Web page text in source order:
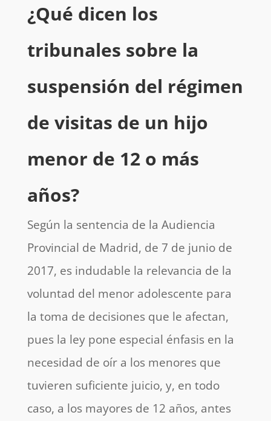
¿Qué dicen los
tribunales sobre la
suspensión del régimen
de visitas de un hijo
menor de 12 o más
años?
Según la sentencia de la Audiencia
Provincial de Madrid, de 7 de junio de
2017, es indudable la relevancia de la
voluntad del menor adolescente para
la toma de decisiones que le afectan,
pues la ley pone especial énfasis en la
necesidad de oír a los menores que
tuvieren suficiente juicio, y, en todo
caso, a los mayores de 12 años, antes